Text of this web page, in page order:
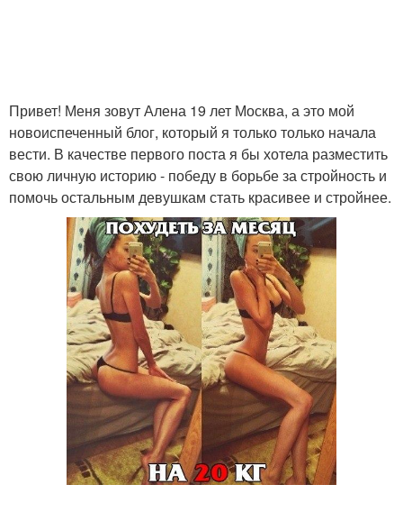
Привет! Меня зовут Алена 19 лет Москва, а это мой
новоиспеченный блог, который я только только начала
вести. В качестве первого поста я бы хотела разместить
свою личную историю - победу в борьбе за стройность и
помочь остальным девушкам стать красивее и стройнее.